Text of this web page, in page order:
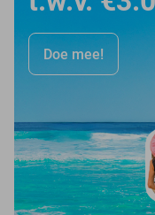
Doe mee!